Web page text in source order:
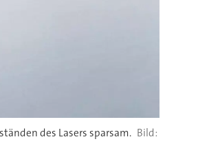
des Lasers sparsam.